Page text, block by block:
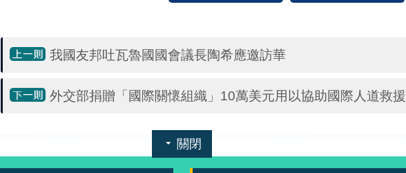
我國友邦吐瓦魯國國會議長陶希應邀訪華
外交部捐贈「國際關懷組織」10萬美元用以協助國際人道救援
關閉